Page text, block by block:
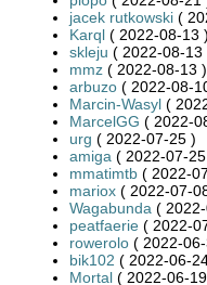
jacek rutkowski (
Karql ( 2022-08-13 )
skleju ( 2022-08-13
mmz ( 2022-08-13 )
arbuzo ( 2022-08-
Marcin-Wasyl (
MarcelGG ( 2022-
urg ( 2022-07-25 )
amiga ( 2022-07-
mmatimtb ( 2022-
mariox ( 2022-07-
Wagabunda (
peatfaerie ( 2022-
rowerolo ( 2022-
bik102 ( 2022-06-
Mortal ( 2022-06-